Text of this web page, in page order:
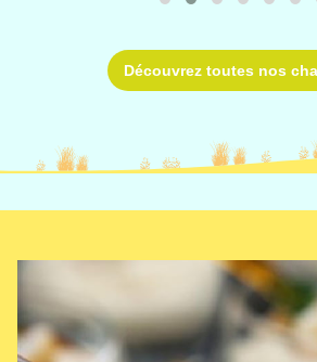
Découvrez toutes nos